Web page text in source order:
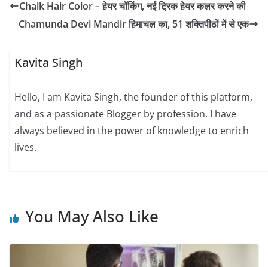
Chalk Hair Color – हेयर चॉकिंग, नई ट्रिक हेयर कलर करने की
Chamunda Devi Mandir हिमाचल का, 51 शक्तिपीठों में से एक
Kavita Singh
Hello, I am Kavita Singh, the founder of this platform,
and as a passionate Blogger by profession. I have
always believed in the power of knowledge to enrich
lives.
You May Also Like